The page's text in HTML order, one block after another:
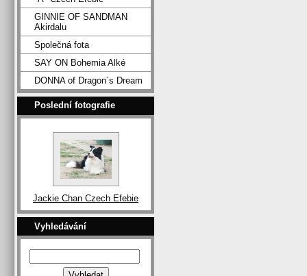
GINNIE OF SANDMAN
Akirdalu
Společná fota
SAY ON Bohemia Alké
DONNA of Dragon´s Dream
Poslední fotografie
Jackie Chan Czech Efebie
Vyhledávání